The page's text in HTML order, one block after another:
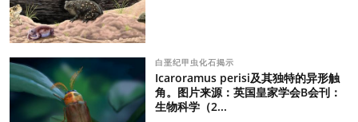
白垩纪甲虫化石揭示
Icaroramus perisi及其独特的异形触
角。图片来源：英国皇家学会B会刊：
生物科学（2...